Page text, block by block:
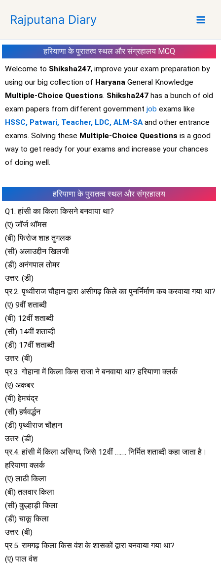
p
Rajputana Diary
हरियाणा के पुरातत्व स्थल और संग्रहालय MCQ
Welcome to Shiksha247, improve your exam preparation by
using our big collection of Haryana General Knowledge
Multiple-Choice Questions. Shiksha247 has a bunch of old
exam papers from different government job exams like
HSSC, Patwari, Teacher, LDC, ALM-SA and other entrance
exams. Solving these Multiple-Choice Questions is a good
way to get ready for your exams and increase your chances
of doing well.
हरियाणा के पुरातत्व स्थल और संग्रहालय
Q1. हांसी का किला किसने बनवाया था?
(ए) जॉर्ज थॉमस
(बी) फिरोज शाह तुगलक
(सी) अलाउद्दीन खिलजी
(डी) अनंगपाल तोमर
उत्तर: (डी)
प्र.2. पृथ्वीराज चौहान द्वारा असीगढ़ किले का पुनर्निर्माण कब करवाया गया था?
(ए) 9वीं शताब्दी
(बी) 12वीं शताब्दी
(सी) 14वीं शताब्दी
(डी) 17वीं शताब्दी
उत्तर: (बी)
प्र.3. गोहाना में किला किस राजा ने बनवाया था? हरियाणा क्लर्क
(ए) अकबर
(बी) हेमचंद्र
(सी) हर्षवर्द्धन
(डी) पृथ्वीराज चौहान
उत्तर: (डी)
प्र.4. हांसी में किला असिग्ध, जिसे 12वीं ……. निर्मित शताब्दी कहा जाता है।
हरियाणा क्लर्क
(ए) लाठी किला
(बी) तलवार किला
(सी) कुल्हाड़ी किला
(डी) चाकू किला
उत्तर: (बी)
प्र.5. रामगढ़ किला किस वंश के शासकों द्वारा बनवाया गया था?
(ए) पाल वंश